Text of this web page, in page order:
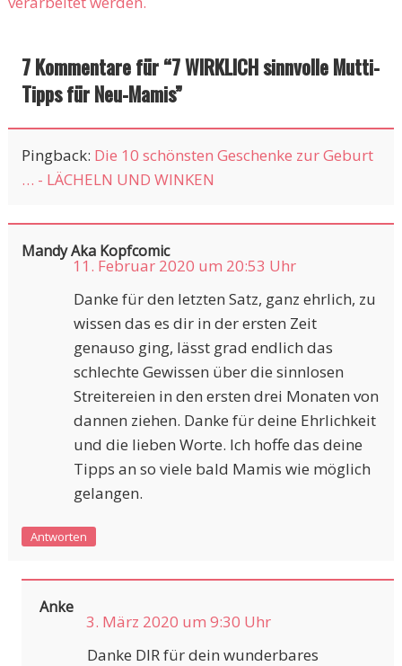
7 Kommentare für “7 WIRKLICH sinnvolle Mutti-
Tipps für Neu-Mamis”
Pingback: Die 10 schönsten Geschenke zur Geburt
… - LÄCHELN UND WINKEN
Mandy Aka Kopfcomic
11. Februar 2020 um 20:53 Uhr
Danke für den letzten Satz, ganz ehrlich, zu
wissen das es dir in der ersten Zeit
genauso ging, lässt grad endlich das
schlechte Gewissen über die sinnlosen
Streitereien in den ersten drei Monaten von
dannen ziehen. Danke für deine Ehrlichkeit
und die lieben Worte. Ich hoffe das deine
Tipps an so viele bald Mamis wie möglich
gelangen.
Antworten
Anke
3. März 2020 um 9:30 Uhr
Danke DIR für dein wunderbares